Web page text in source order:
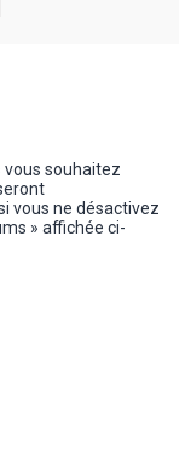
souhaitez
vous ne désactivez
» affichée ci-